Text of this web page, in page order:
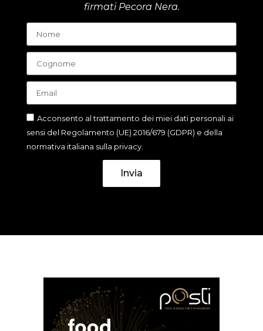
firmati Pecora Nera.
Acconsento al trattamento dei miei dati personali ai
sensi del Regolamento (UE) 2016/679 (GDPR) e della
normativa italiana sulla privacy.
Invia